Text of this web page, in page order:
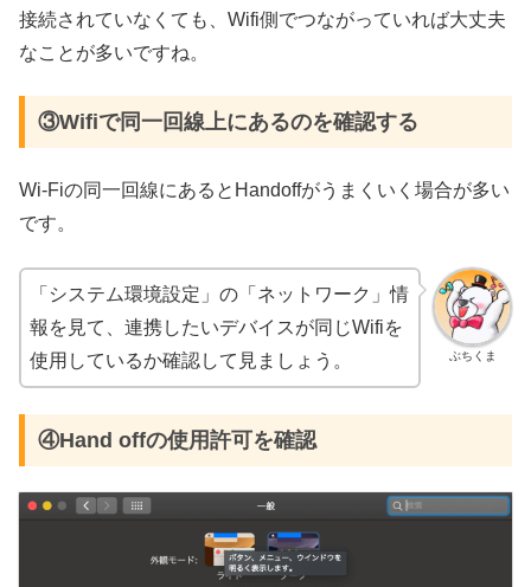
接続されていなくても、Wifi側でつながっていれば大丈夫
なことが多いですね。
③Wifiで同一回線上にあるのを確認する
Wi-Fiの同一回線にあるとHandoffがうまくいく場合が多い
です。
ぶちくま
「システム環境設定」の「ネットワーク」情
報を見て、連携したいデバイスが同じWifiを
使用しているか確認して見ましょう。
④Hand offの使用許可を確認